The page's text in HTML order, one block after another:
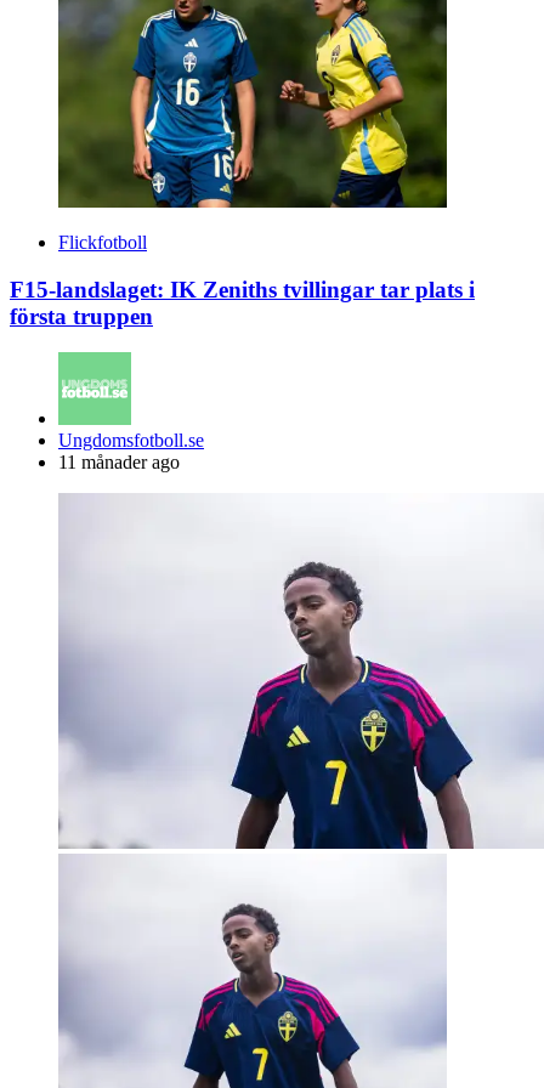
Flickfotboll
F15-landslaget: IK Zeniths tvillingar tar plats i
första truppen
Posted
by
Ungdomsfotboll.se
11 månader ago